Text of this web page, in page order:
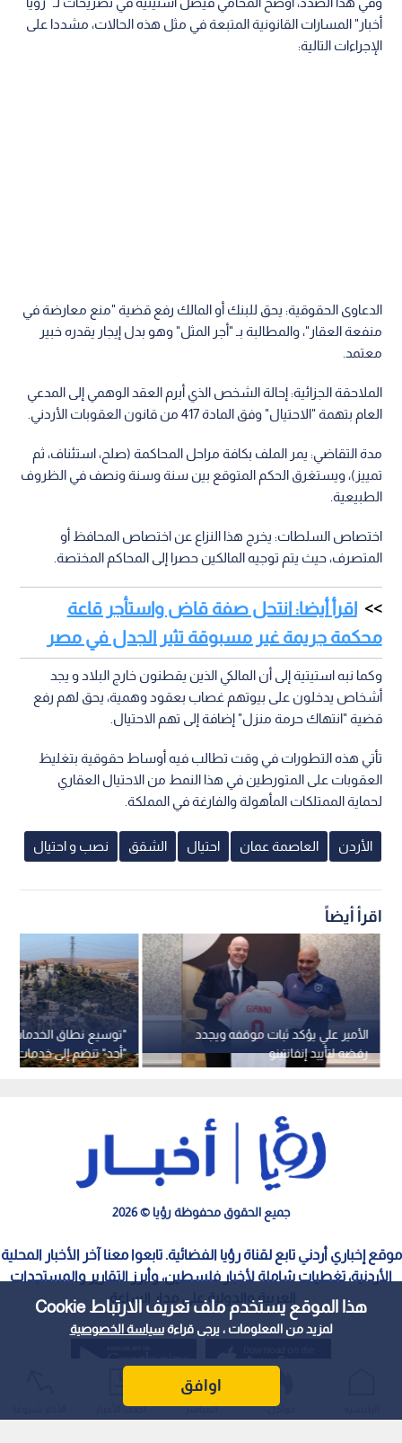
هذا الموقع يستخدم ملف تعريف الارتباط Cookie
لمزيد من المعلومات ، يرجى قراءةسياسة الخصوصية
اوافق
أخبار" المسارات القانونية المتبعة في مثل هذه الحالات، مشددا على
الإجراءات التالية:
الدعاوى الحقوقية: يحق للبنك أو المالك رفع قضية "منع معارضة في
منفعة العقار"، والمطالبة بـ "أجر المثل" وهو بدل إيجار يقدره خبير
معتمد.
الملاحقة الجزائية: إحالة الشخص الذي أبرم العقد الوهمي إلى المدعي
العام بتهمة "الاحتيال" وفق المادة 417 من قانون العقوبات الأردني.
مدة التقاضي: يمر الملف بكافة مراحل المحاكمة (صلح، استئناف، ثم
تمييز)، ويستغرق الحكم المتوقع بين سنة وسنة ونصف في الظروف
الطبيعية.
اختصاص السلطات: يخرج هذا النزاع عن اختصاص المحافظ أو
المتصرف، حيث يتم توجيه المالكين حصرا إلى المحاكم المختصة.
اقرأ أيضا: انتحل صفة قاض واستأجر قاعة
محكمة جريمة غير مسبوقة تثير الجدل في مصر
وكما نبه استيتية إلى أن المالكي الذين يقطنون خارج البلاد و يجد
أشخاص يدخلون على بيوتهم غصاب بعقود وهمية، يحق لهم رفع
قضية "انتهاك حرمة منزل" إضافة إلى تهم الاحتيال.
تأتي هذه التطورات في وقت تطالب فيه أوساط حقوقية بتغليظ
العقوبات على المتورطين في هذا النمط من الاحتيال العقاري
لحماية الممتلكات المأهولة والفارغة في المملكة.
الأردن العاصمة عمان احتيال الشقق نصب و احتيال
اقرأ أيضاً
"توسيع نطاق
"أحد" تنضم إلى خدمات
عمان"
الأمير علي يؤكد ثبات موقفه ويجدد
رفضه لتأييد إنفانتينو
جميع الحقوق محفوظة رؤيا © 2026
موقع إخباري أردني تابع لقناة رؤيا الفضائية. تابعوا معنا آخر الأخبار المحلية
الأردنية، تغطيات شاملة لأخبار فلسطين، وأبرز التقارير والمستجدات
العربية والدولية على مدار الساعة.
عواجل المباشر أحدث الأخبار